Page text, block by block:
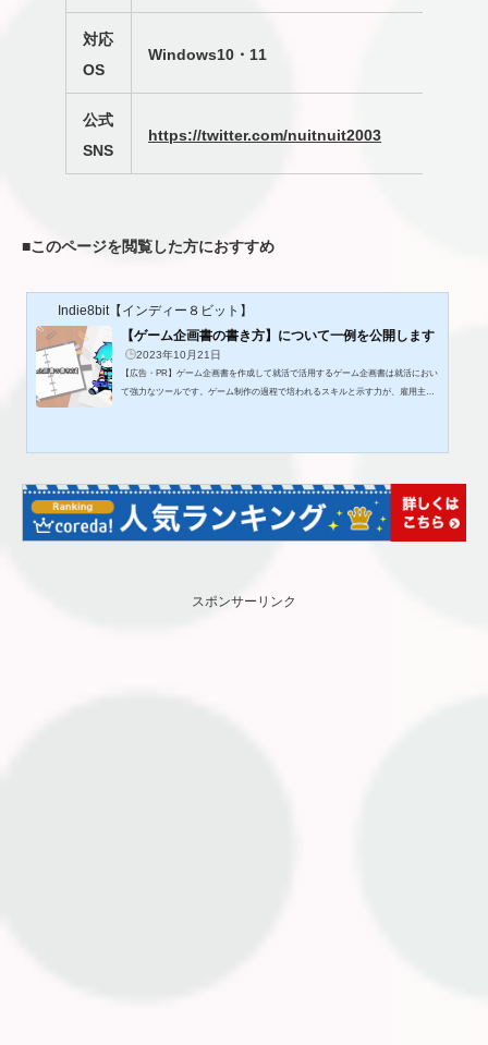
対応
OS
Windows10・11
公式
SNS
https://twitter.com/nuitnuit2003
■このページを閲覧した方におすすめ
Indie8bit【インディー８ビット】
【ゲーム企画書の書き方】について一例を公開します
2023年10月21日
【広告・PR】ゲーム企画書を作成して就活で活用するゲーム企画書は就活におい
て強力なツールです。ゲーム制作の過程で培われるスキルと示す力が、雇用主に
して活用できます。自分のアイデアとスキルを明示的に示し、雇用主に...
スポンサーリンク